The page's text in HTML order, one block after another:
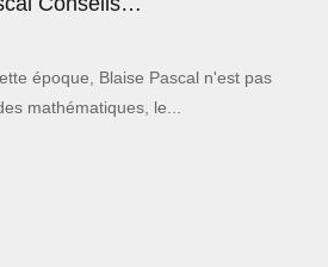
époque, Blaise Pascal n'est pas
mathématiques, le...